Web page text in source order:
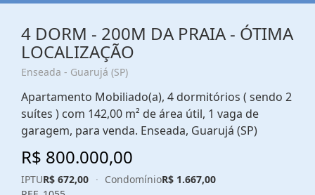
4 DORM - 200M DA PRAIA - ÓTIMA
LOCALIZAÇÃO
Enseada - Guarujá (SP)
Apartamento Mobiliado(a), 4 dormitórios ( sendo 2
suítes ) com 142,00 m² de área útil, 1 vaga de
garagem, para venda. Enseada, Guarujá (SP)
R$ 800.000,00
IPTUR$ 672,00 · CondomínioR$ 1.667,00